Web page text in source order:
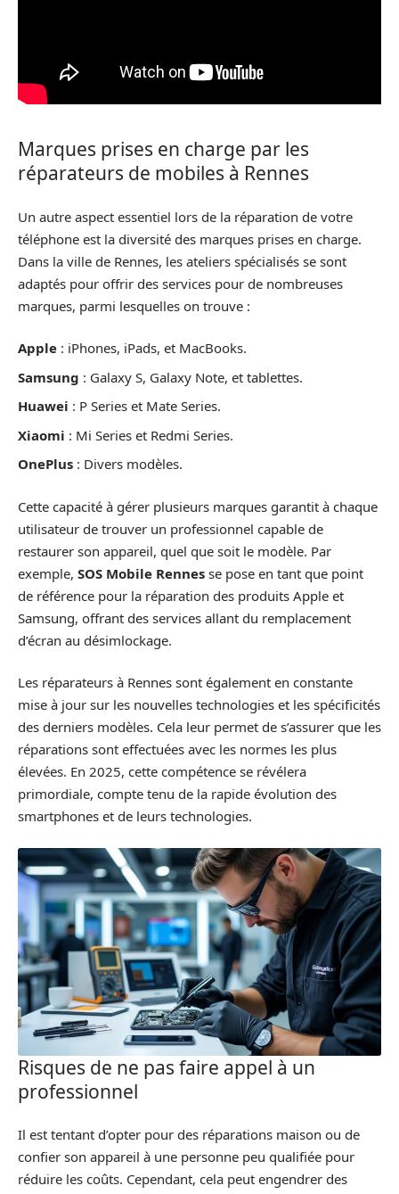
Marques prises en charge par les
réparateurs de mobiles à Rennes
Un autre aspect essentiel lors de la réparation de votre
téléphone est la diversité des marques prises en charge.
Dans la ville de Rennes, les ateliers spécialisés se sont
adaptés pour offrir des services pour de nombreuses
marques, parmi lesquelles on trouve :
Apple : iPhones, iPads, et MacBooks.
Samsung : Galaxy S, Galaxy Note, et tablettes.
Huawei : P Series et Mate Series.
Xiaomi : Mi Series et Redmi Series.
OnePlus : Divers modèles.
Cette capacité à gérer plusieurs marques garantit à chaque
utilisateur de trouver un professionnel capable de
restaurer son appareil, quel que soit le modèle. Par
exemple, SOS Mobile Rennes se pose en tant que point
de référence pour la réparation des produits Apple et
Samsung, offrant des services allant du remplacement
d’écran au désimlockage.
Les réparateurs à Rennes sont également en constante
mise à jour sur les nouvelles technologies et les spécificités
des derniers modèles. Cela leur permet de s’assurer que les
réparations sont effectuées avec les normes les plus
élevées. En 2025, cette compétence se révélera
primordiale, compte tenu de la rapide évolution des
smartphones et de leurs technologies.
Risques de ne pas faire appel à un
professionnel
Il est tentant d’opter pour des réparations maison ou de
confier son appareil à une personne peu qualifiée pour
réduire les coûts. Cependant, cela peut engendrer des